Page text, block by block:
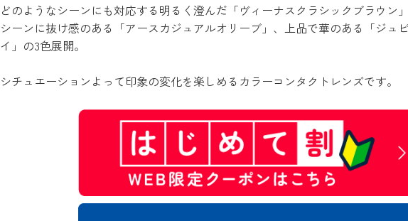
どのようなシーンにも対応する明るく澄んだ「ヴィーナスクラシックブラウン
シーンに抜け感のある「アースカジュアルオリーブ」、上品で華のある「ジュ
イ」の3色展開。
シチュエーションよって印象の変化を楽しめるカラーコンタクトレンズです。